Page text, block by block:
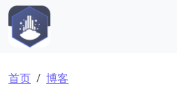
跳转到主要内容
面包屑
首页 博客